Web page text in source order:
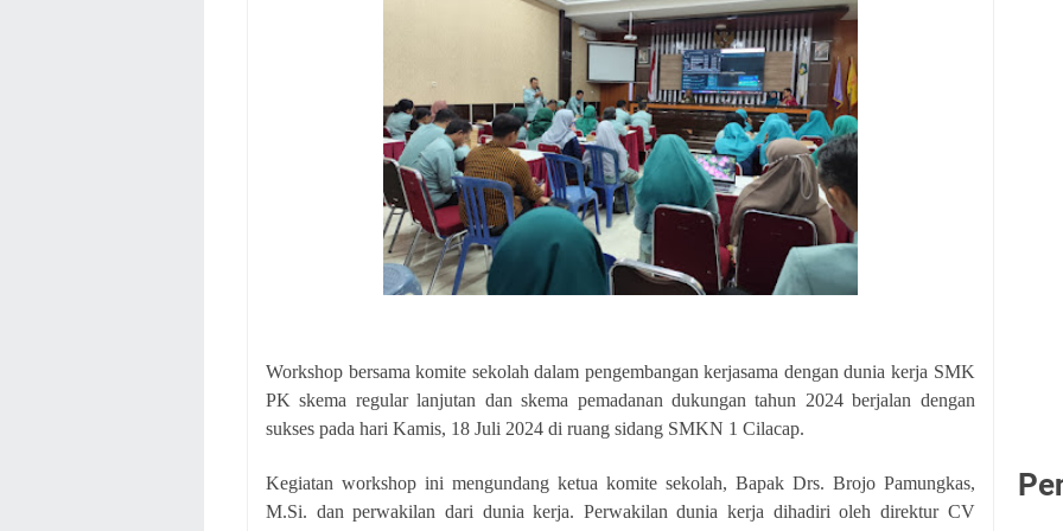
Workshop bersama komite sekolah dalam pengembangan kerjasama dengan dunia kerja SMK
PK skema regular lanjutan dan skema pemadanan dukungan tahun 2024 berjalan dengan
sukses pada hari Kamis, 18 Juli 2024 di ruang sidang SMKN 1 Cilacap.
Kegiatan workshop ini mengundang ketua komite sekolah, Bapak Drs. Brojo Pamungkas,
M.Si. dan perwakilan dari dunia kerja. Perwakilan dunia kerja dihadiri oleh direktur CV